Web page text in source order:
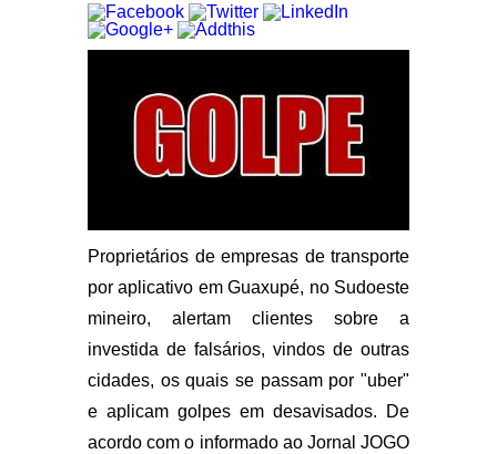
Proprietários de empresas de transporte
por aplicativo em Guaxupé, no Sudoeste
mineiro, alertam clientes sobre a
investida de falsários, vindos de outras
cidades, os quais se passam por "uber"
e aplicam golpes em desavisados. De
acordo com o informado ao Jornal JOGO